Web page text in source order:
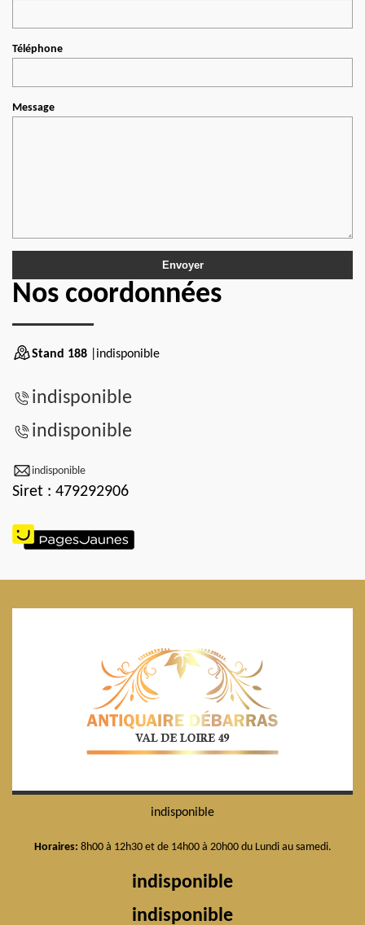
Téléphone
Message
Nos coordonnées
Stand 188 |indisponible
indisponible
indisponible
indisponible
Siret : 479292906
indisponible
Horaires: 8h00 à 12h30 et de 14h00 à 20h00 du Lundi au samedi.
indisponible
indisponible